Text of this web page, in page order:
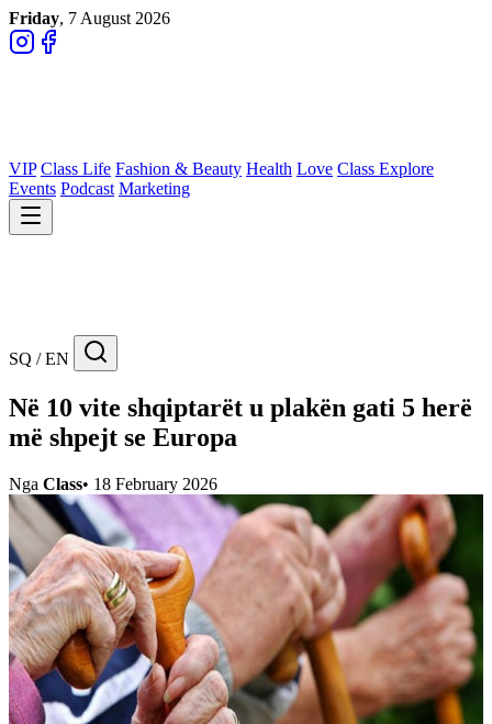
Friday, 7 August 2026
VIP Class Life Fashion & Beauty Health Love Class Explore
Events Podcast Marketing
SQ / EN
Në 10 vite shqiptarët u plakën gati 5 herë
më shpejt se Europa
Nga Class• 18 February 2026